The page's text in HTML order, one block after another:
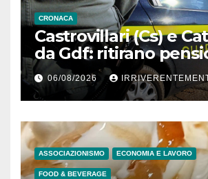
CRONACA
Castrovillari (Cs) e
da Gdf: ritirano
padre morto a
dopo 7 anni decesso
lucrando 245mila €,
popolare e sussidi
“poveri” e 9 inviti a
persone fisiche e
per presunto danno
06/08/2026
ASSOCIAZIONISMO ECONOMIA E LAVORO
FOOD & BEVERAGE